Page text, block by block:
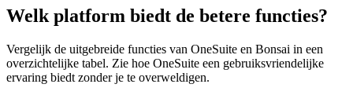
Welk platform biedt de betere functies?
Vergelijk de uitgebreide functies van OneSuite en Bonsai in een
overzichtelijke tabel. Zie hoe OneSuite een gebruiksvriendelijke
ervaring biedt zonder je te overweldigen.